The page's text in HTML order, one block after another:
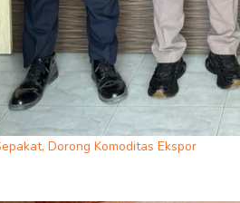
Dorong Komoditas Ekspor